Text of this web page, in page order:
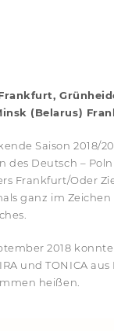
Frankfurt,
(Belarus)
Saison 2018/
des Deutsch –
Frankfurt/Oder
ganz im
2018 konnte
und TONICA
heißen.